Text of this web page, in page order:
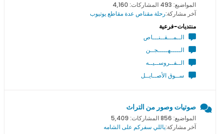
المواضيع: 493 المشاركات: 4,160
آخر مشاركة:رحلة مقناص عدة مقاطع يوتيوب
منتديات-فرعية
الــمـــقــنـــاص
الـــــهـــــجــن
الــفــروســيــه
ســوق الأصــايــل
صوتيات وصور من التراث
المواضيع: 856 المشاركات: 5,409
آخر مشاركة:ياللي سفركم على الشامه